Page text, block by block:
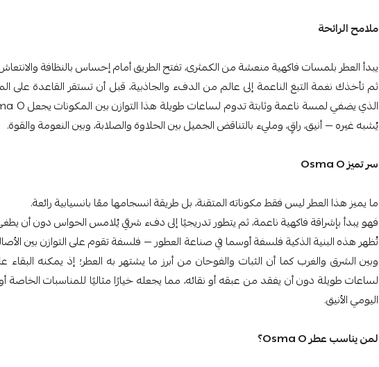
ملامح الرائحة
يبدأ العطر بلمسات فاكهية منعشة من الكمثرى، تفتح الطريق أمام إحساس بالنظافة
ثم تأخذك نغمة التبغ الناعمة إلى عالم من الدفء والجاذبية، قبل أن تستقر القاعدة على
يُشبه غيره — أنيق، راقٍ، ومليء بالتناقض الجميل بين الحلاوة والصلابة، وبين النعومة والقوة.
سر تميز Osma O
ما يميز هذا العطر ليس فقط مكوناته المتقنة، بل طريقة انسجامها معًا بانسيابية رائعة.
فهو يبدأ بإشراقة فاكهية ناعمة، ثم يتطور تدريجيًا إلى دفء شرقي يُلامس الحواس دون أن
تُظهر هذه البنية الذكية فلسفة أوسما في صناعة العطور — فلسفة تقوم على التوازن بين
وبين الشرق والغرب كما أن الثبات والفوحان من أبرز ما يشتهر به العطر؛ إذ يمكنه البقاء
لساعات طويلة دون أن يفقد من عبقه أو نقائه، مما يجعله خيارًا مثاليًا للمناسبات الخاصة
اليومي الأنيق.
لمن يناسب عطر Osma O؟